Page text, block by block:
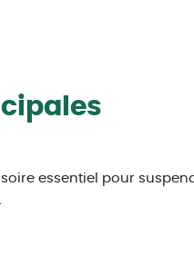
essentiel pour